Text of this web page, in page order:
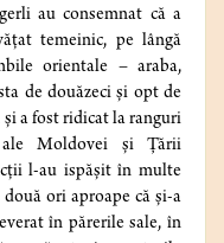
au consemnat că a
temeinic, pe lângă
orientale – araba,
de douăzeci și opt de
a fost ridicat la ranguri
Moldovei și Țării
l-au ispășit în multe
ori aproape că și-a
în părerile sale, în